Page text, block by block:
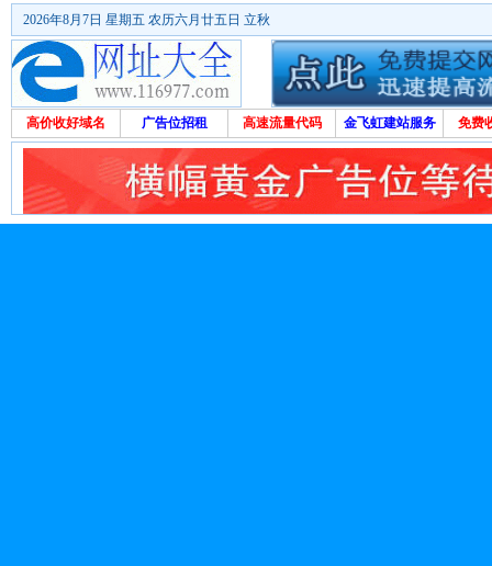
2026年8月7日 星期五 农历六月廿五日 立秋
高价收好域名 广告位招租 高速流量代码 金飞虹建站服务 免费